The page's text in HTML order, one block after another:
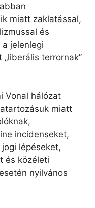
miatt zaklatással,
és
jelenlegi
terrornak”
Vonal hálózat
miatt
incidenseket,
lépéseket,
és közéleti
nyilvános